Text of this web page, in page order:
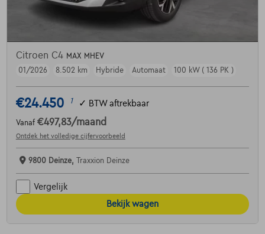
Citroen C4 MAX MHEV
01/2026
8.502 km Hybride Automaat 100 kW ( 136 PK )
€24.450 1 ✓ BTW aftrekbaar
Vanaf €497,83/maand
Ontdek het volledige cijfervoorbeeld
9800 Deinze, Traxxion Deinze
Vergelijk
Bekijk wagen